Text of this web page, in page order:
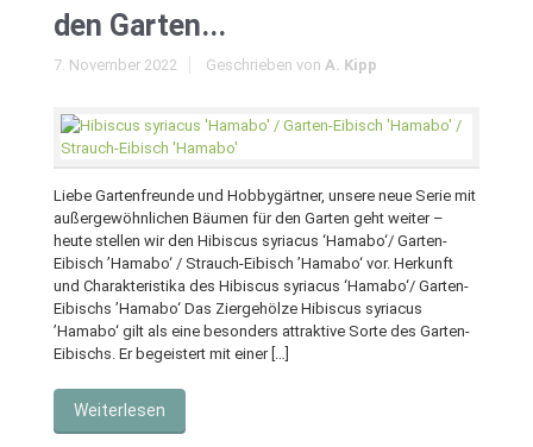
den Garten...
7. November 2022 Geschrieben von A. Kipp
Liebe Gartenfreunde und Hobbygärtner, unsere neue Serie mit
außergewöhnlichen Bäumen für den Garten geht weiter –
heute stellen wir den Hibiscus syriacus ‘Hamabo‘/ Garten-
Eibisch ’Hamabo‘ / Strauch-Eibisch ’Hamabo‘ vor. Herkunft
und Charakteristika des Hibiscus syriacus ‘Hamabo‘/ Garten-
Eibischs ’Hamabo‘ Das Ziergehölze Hibiscus syriacus
’Hamabo‘ gilt als eine besonders attraktive Sorte des Garten-
Eibischs. Er begeistert mit einer […]
Weiterlesen